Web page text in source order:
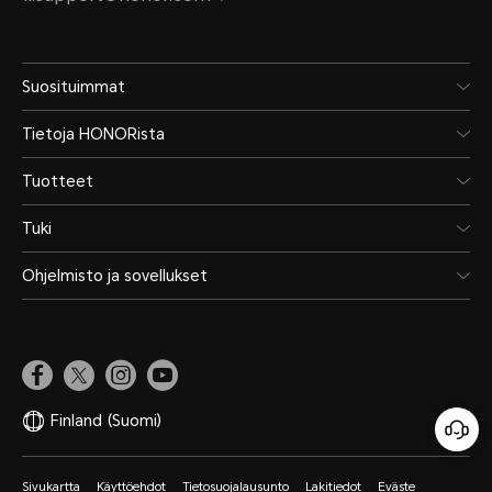
*Akun todellinen kapasiteetti
valmistusprosessista johtuen.
Akun tyyppi
Litiumpolymeeriakku
Suosituimmat
Tietoja HONORista
Tuotteet
Tuki
Ohjelmisto ja sovellukset
Finland (Suomi)
Sivukartta Käyttöehdot Tietosuojalausunto Lakitiedot Eväste